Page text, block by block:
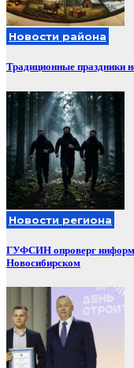
Новости района
Традиционные праздники
Новости региона
ГУФСИН опроверг
Новосибирском